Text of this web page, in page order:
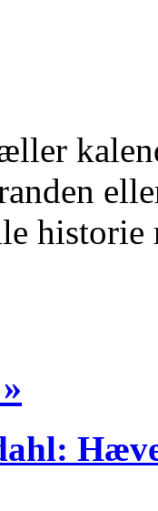
historie